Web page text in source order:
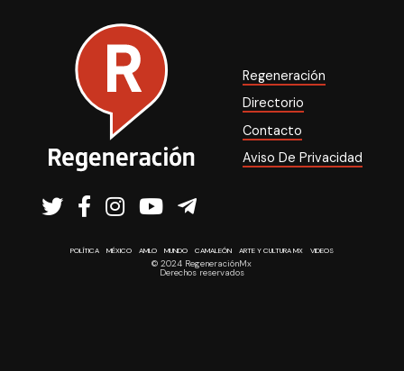
Regeneración
Directorio
Contacto
Aviso De Privacidad
POLÍTICA MÉXICO AMLO MUNDO CAMALEÓN ARTE Y CULTURA MX VIDEOS
© 2024 RegeneraciónMx
Derechos reservados